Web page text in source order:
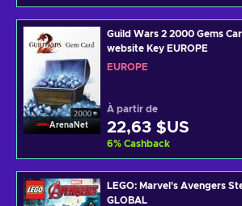
ArenaNet
Guild Wars 2 2000 Gems
website Key EUROPE
EUROPE
À partir de
22,63 $US
6% Cashback
LEGO: Marvel's Avengers
GLOBAL